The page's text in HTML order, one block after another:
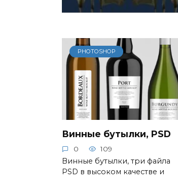
PHOTOSHOP
Винные бутылки, PSD
0 109
Винные бутылки, три файла
PSD в высоком качестве и